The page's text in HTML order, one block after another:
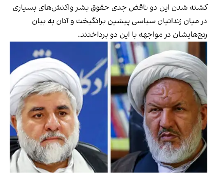
کشته شدن این دو ناقض جدی حقوق بشر واکنش‌های بسیاری
در میان زندانیان سیاسی پیشین برانگیخت و آنان به بیان
رنج‌هایشان در مواجهه با این دوپرداختند.